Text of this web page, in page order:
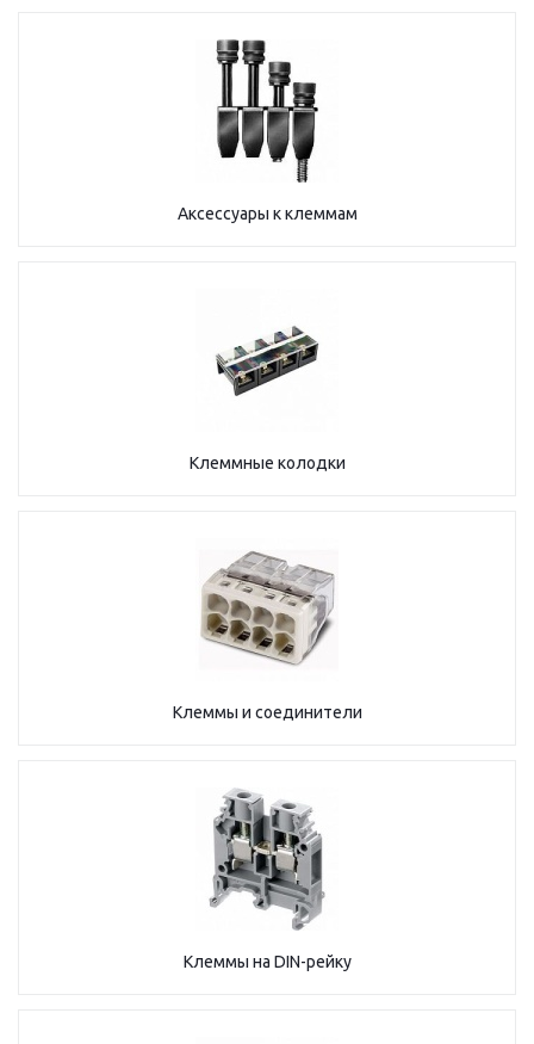
Аксессуары к клеммам
Клеммные колодки
Клеммы и соединители
Клеммы на DIN-рейку